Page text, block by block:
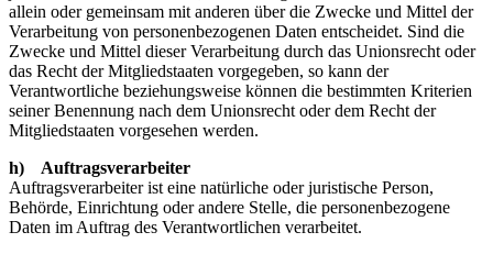
allein oder gemeinsam mit anderen über die Zwecke und Mittel der
Verarbeitung von personenbezogenen Daten entscheidet. Sind die
Zwecke und Mittel dieser Verarbeitung durch das Unionsrecht oder
das Recht der Mitgliedstaaten vorgegeben, so kann der
Verantwortliche beziehungsweise können die bestimmten Kriterien
seiner Benennung nach dem Unionsrecht oder dem Recht der
Mitgliedstaaten vorgesehen werden.
h) Auftragsverarbeiter
Auftragsverarbeiter ist eine natürliche oder juristische Person,
Behörde, Einrichtung oder andere Stelle, die personenbezogene
Daten im Auftrag des Verantwortlichen verarbeitet.